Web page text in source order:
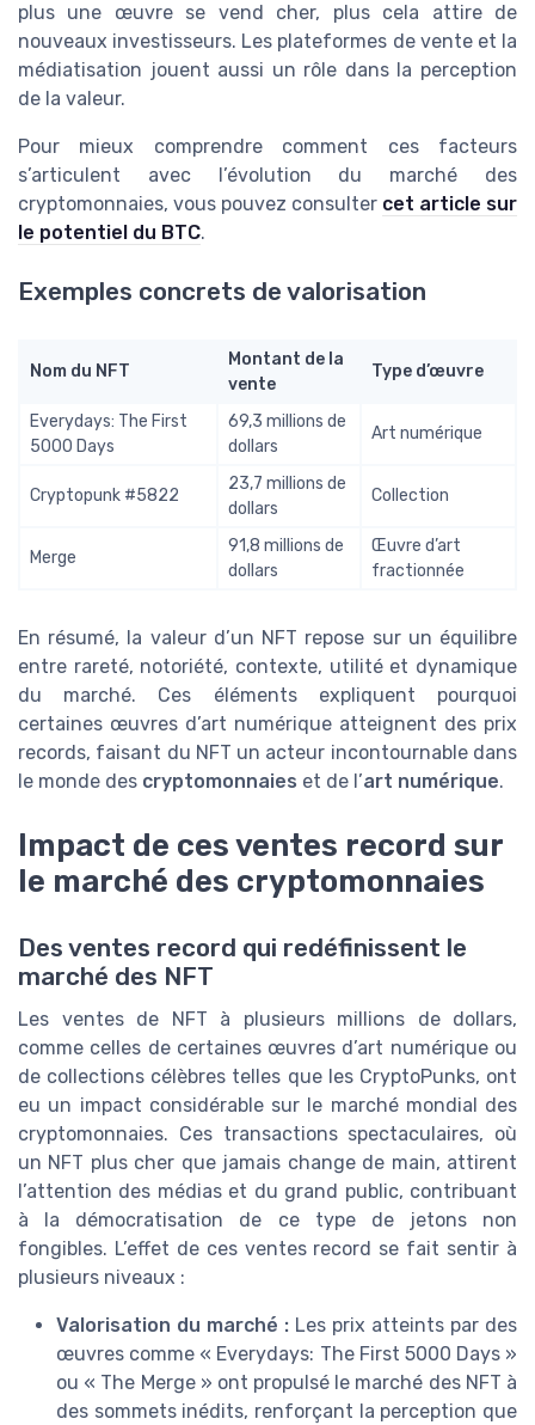
plus une œuvre se vend cher, plus cela attire de
nouveaux investisseurs. Les plateformes de vente et la
médiatisation jouent aussi un rôle dans la perception
de la valeur.
Pour mieux comprendre comment ces facteurs
s’articulent avec l’évolution du marché des
cryptomonnaies, vous pouvez consulter cet article sur
le potentiel du BTC.
Exemples concrets de valorisation
Nom du NFT
Montant de la
vente
Type d’œuvre
Everydays: The First
5000 Days
69,3 millions de
dollars
Art numérique
Cryptopunk #5822
23,7 millions de
dollars
Collection
Merge
91,8 millions de
dollars
Œuvre d’art
fractionnée
En résumé, la valeur d’un NFT repose sur un équilibre
entre rareté, notoriété, contexte, utilité et dynamique
du marché. Ces éléments expliquent pourquoi
certaines œuvres d’art numérique atteignent des prix
records, faisant du NFT un acteur incontournable dans
le monde des cryptomonnaies et de l’art numérique.
Impact de ces ventes record sur
le marché des cryptomonnaies
Des ventes record qui redéfinissent le
marché des NFT
Les ventes de NFT à plusieurs millions de dollars,
comme celles de certaines œuvres d’art numérique ou
de collections célèbres telles que les CryptoPunks, ont
eu un impact considérable sur le marché mondial des
cryptomonnaies. Ces transactions spectaculaires, où
un NFT plus cher que jamais change de main, attirent
l’attention des médias et du grand public, contribuant
à la démocratisation de ce type de jetons non
fongibles. L’effet de ces ventes record se fait sentir à
plusieurs niveaux :
Valorisation du marché : Les prix atteints par des
œuvres comme « Everydays: The First 5000 Days »
ou « The Merge » ont propulsé le marché des NFT à
des sommets inédits, renforçant la perception que